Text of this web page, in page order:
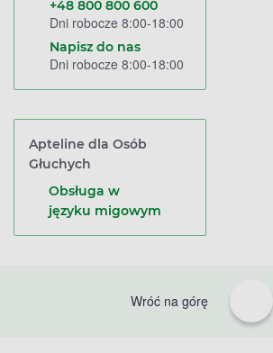
+48 800 800 600
Dni robocze 8:00-18:00
Napisz do nas
Dni robocze 8:00-18:00
Apteline dla Osób
Głuchych
Obsługa w
języku migowym
Wróć na górę